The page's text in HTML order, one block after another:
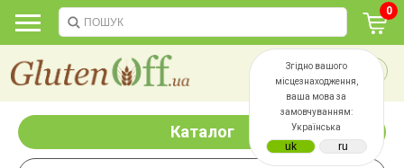
Згідно вашого
місцезнаходження,
ваша мова за
замовчуванням:
Українська
0
Каталог